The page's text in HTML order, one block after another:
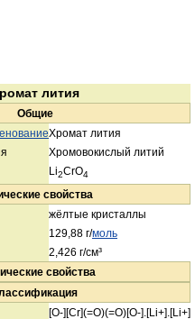
лития
Общие
Хромат лития
Хромовокислый литий
Li2CrO4
свойства
жёлтые кристаллы
129,88 г/моль
2,426 г/см³
свойства
[O-][Cr](=O)(=O)[O-].[Li+].[Li+]